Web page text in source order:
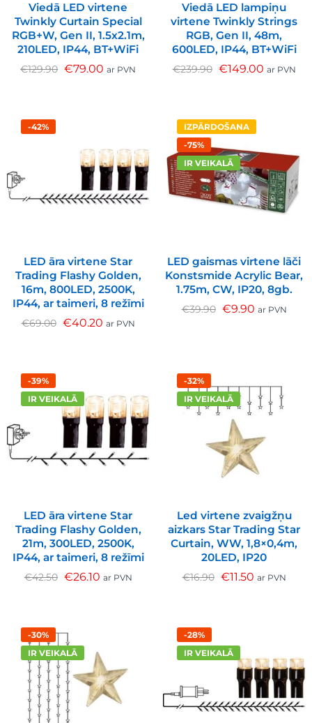
Viedā LED virtene
Twinkly Curtain Special
RGB+W, Gen II, 1.5x2.1m,
210LED, IP44, BT+WiFi
€129.90 €79.00 ar PVN
Viedā LED lampiņu
virtene Twinkly Strings
RGB, Gen II, 48m,
600LED, IP44, BT+WiFi
€239.90 €149.00 ar PVN
-42%
LED āra virtene Star
Trading Flashy Golden,
16m, 800LED, 2500K,
IP44, ar taimeri, 8 režīmi
€69.00 €40.20 ar PVN
IZPĀRDOŠANA
-75%
IR VEIKALĀ
LED gaismas virtene lāči
Konstsmide Acrylic Bear,
1.75m, CW, IP20, 8gb.
€39.90 €9.90 ar PVN
-39%
IR VEIKALĀ
LED āra virtene Star
Trading Flashy Golden,
21m, 300LED, 2500K,
IP44, ar taimeri, 8 režīmi
€42.50 €26.10 ar PVN
-32%
IR VEIKALĀ
Led virtene zvaigžņu
aizkars Star Trading Star
Curtain, WW, 1,8×0,4m,
20LED, IP20
€16.90 €11.50 ar PVN
-30%
IR VEIKALĀ
-28%
IR VEIKALĀ